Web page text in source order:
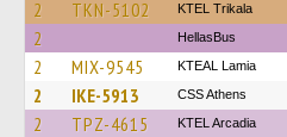
2 TKN-5102 ΚΤΕL Τrikala
2 HellasBus
2 MIX-9545 KTEAL Lamia
2 IKE-5913 CSS Athens
2 TPZ-4615 KTEL Arcadia